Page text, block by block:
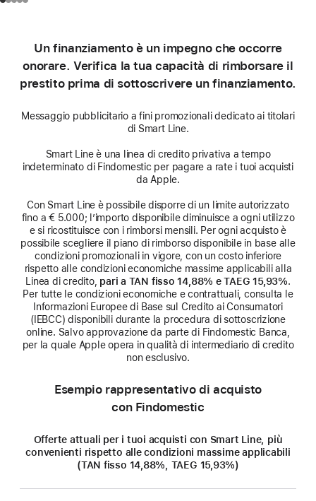
Un finanziamento è un impegno che occorre
onorare. Verifica la tua capacità di rimborsare il
prestito prima di sottoscrivere un finanziamento.
Messaggio pubblicitario a fini promozionali dedicato ai titolari
di Smart Line.
Smart Line è una linea di credito privativa a tempo
indeterminato di Findomestic per pagare a rate i tuoi acquisti
da Apple.
Con Smart Line è possibile disporre di un limite autorizzato
fino a € 5.000; l’importo disponibile diminuisce a ogni utilizzo
e si ricostituisce con i rimborsi mensili. Per ogni acquisto è
possibile scegliere il piano di rimborso disponibile in base alle
condizioni promozionali in vigore, con un costo inferiore
rispetto alle condizioni economiche massime applicabili alla
Linea di credito, pari a TAN fisso 14,88% e TAEG 15,93%.
Per tutte le condizioni economiche e contrattuali, consulta le
Informazioni Europee di Base sul Credito ai Consumatori
(IEBCC) disponibili durante la procedura di sottoscrizione
online. Salvo approvazione da parte di Findomestic Banca,
per la quale Apple opera in qualità di intermediario di credito
non esclusivo.
Esempio rappresentativo di acquisto
con Findomestic
Offerte attuali per i tuoi acquisti con Smart Line, più
convenienti rispetto alle condizioni massime applicabili
(TAN fisso 14,88%, TAEG 15,93%)